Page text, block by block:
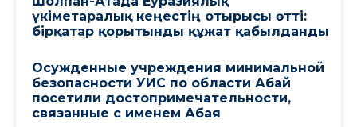
үкіметаралық кеңестің отырысы өтті:
бірқатар қорытынды құжат қабылданды
Осужденные учреждения минимальной
безопасности УИС по области Абай
посетили достопримечательности,
связанные с именем Абая